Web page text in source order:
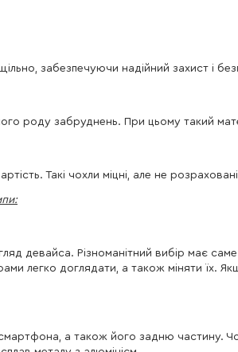
забезпечуючи надійний захист і
роду забруднень. При цьому такий
Такі чохли міцні, але не
девайса. Різноманітний вибір має
легко доглядати, а також міняти
а також його задню частину.